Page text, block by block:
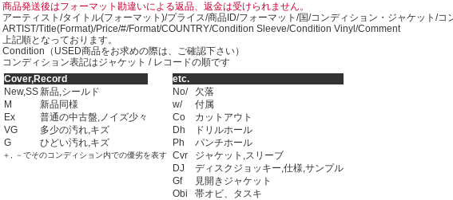
商品発送後はフォーマット勘違いによる返品、返金は受けられません。
アーティスト/タイトル(フォーマット)/プライス/商品ID/フォーマット/国/コンディション・ジャケット/コ
ARTIST/Title(Format)/Price/#/Format/COUNTRY/Condition Sleeve/Condition Vinyl/Comment
上記順となっております。
Condition（USED商品をお求めの際は、ご確認下さい）
コンディション表記はジャケット / レコードの順です
Cover,Record
New,SS新品,シールド
M
新品同様
Ex
普通の中古盤,ノイズ少々
VG
多少の汚れ,キズ
G
ひどい汚れ,キズ
＋, －でそのコンディション内での優劣を表す
etc.
No/
欠落
w/
付属
Co
カットアウト
Dh
ドリルホール
Ph
パンチホール
Cvr
ジャケット,スリーブ
DJ
ディスクジョッキー,仕様,サンプル
Gf
見開きジャケット
Obi
帯オビ、タスキ